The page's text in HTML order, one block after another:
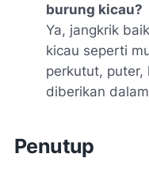
burung kicau?
Ya, jangkrik
kicau seperti
perkutut, puter,
diberikan
Penutup